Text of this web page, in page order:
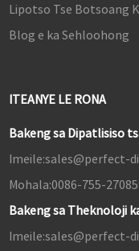
Lipotso Tse Botsoang
Blog e ka Sehloohong
ITEANYE LE RONA
Bakeng sa Dipatlisiso
Imeile:sales@perfect-
Mohala:0086-755-
Bakeng sa Theknoloji
Imeile:sales@perfect-